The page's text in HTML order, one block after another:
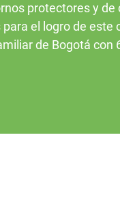
protectores y de
el logro de este
de Bogotá con